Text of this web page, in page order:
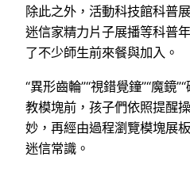
除此之外，活動科技館科普
迷信家精力片子展播等科普
了不少師生前來餐與加入。
“異形齒輪”“視錯覺鐘”“魔鏡
教模塊前，孩子們依照提醒
妙，再經由過程瀏覽模塊展
迷信常識。